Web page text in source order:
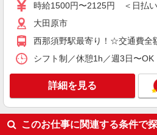
派遣社員
株式会社kotrio /●UT-H-2009615
サポート＆送迎
時給1500円〜
大田原市
キープ
時給1500円〜2125円 ＜日払
大田原市
西那須野駅最寄り！☆交通費全
シフト制／休憩1h／週3日〜
詳細を見る
このお仕事に関連する条件で